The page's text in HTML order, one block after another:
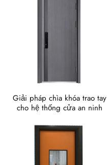
Giải pháp chìa khóa trao tay
cho hệ thống cửa an ninh